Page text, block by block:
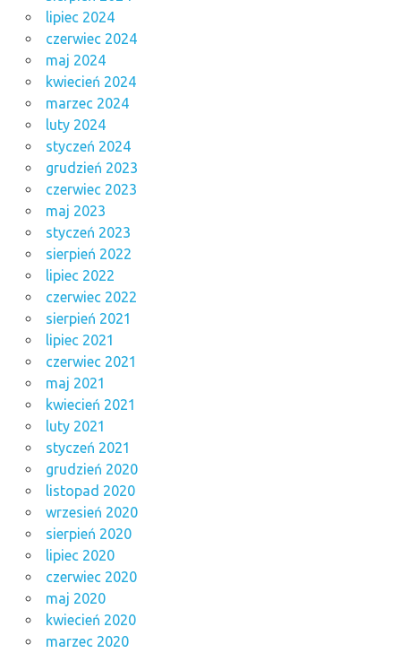
lipiec 2024
czerwiec 2024
maj 2024
kwiecień 2024
marzec 2024
luty 2024
styczeń 2024
grudzień 2023
czerwiec 2023
maj 2023
styczeń 2023
sierpień 2022
lipiec 2022
czerwiec 2022
sierpień 2021
lipiec 2021
czerwiec 2021
maj 2021
kwiecień 2021
luty 2021
styczeń 2021
grudzień 2020
listopad 2020
wrzesień 2020
sierpień 2020
lipiec 2020
czerwiec 2020
maj 2020
kwiecień 2020
marzec 2020